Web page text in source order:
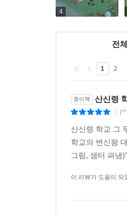
4
전
1 2
종이책 산신령
산신령 학교 그
학교의 변신왕
그림, 샘터 펴냄
이 리뷰가 도움이 되